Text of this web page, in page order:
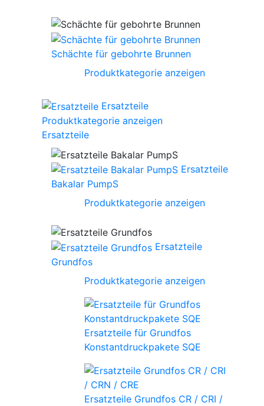
Schächte für gebohrte Brunnen
Produktkategorie anzeigen
Ersatzteile
Produktkategorie anzeigen
Ersatzteile
Ersatzteile
Bakalar PumpS
Produktkategorie anzeigen
Ersatzteile
Grundfos
Produktkategorie anzeigen
Ersatzteile für Grundfos
Konstantdruckpakete SQE
Ersatzteile Grundfos CR / CRI /